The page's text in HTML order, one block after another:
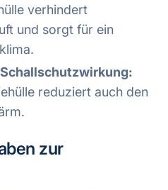
verhindert
und sorgt für ein
reduziert auch den
zur